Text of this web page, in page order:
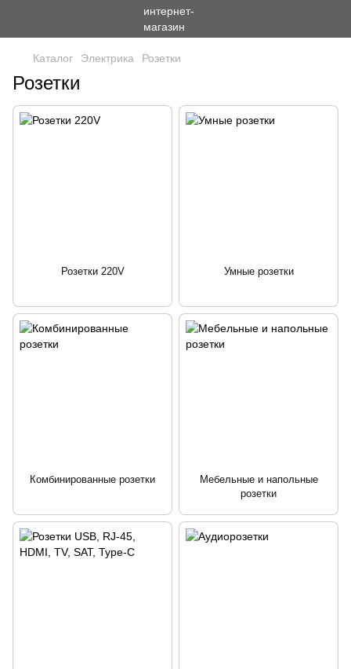
Каталог Электрика Розетки
Розетки
Розетки 220V Умные розетки
Комбинированные розетки
Мебельные и напольные
розетки